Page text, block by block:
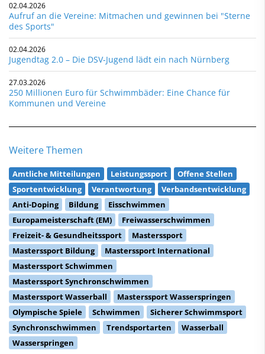
02.04.2026
Aufruf an die Vereine: Mitmachen und gewinnen bei "Sterne
des Sports"
02.04.2026
Jugendtag 2.0 – Die DSV-Jugend lädt ein nach Nürnberg
27.03.2026
250 Millionen Euro für Schwimmbäder: Eine Chance für
Kommunen und Vereine
Weitere Themen
Amtliche Mitteilungen Leistungssport
Offene Stellen
Sportentwicklung
Verantwortung
Verbandsentwicklung
Anti-Doping
Bildung
Eisschwimmen
Europameisterschaft (EM)
Freiwasserschwimmen
Freizeit- & Gesundheitssport
Masterssport
Masterssport Bildung
Masterssport International
Masterssport Schwimmen
Masterssport Synchronschwimmen
Masterssport Wasserball
Masterssport Wasserspringen
Olympische Spiele
Schwimmen
Sicherer Schwimmsport
Synchronschwimmen
Trendsportarten
Wasserball
Wasserspringen